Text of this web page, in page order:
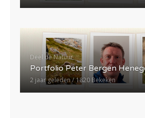
Deel de Natuur
Portfolio Peter Bergen
2 jaar geleden 1820 Bekeken